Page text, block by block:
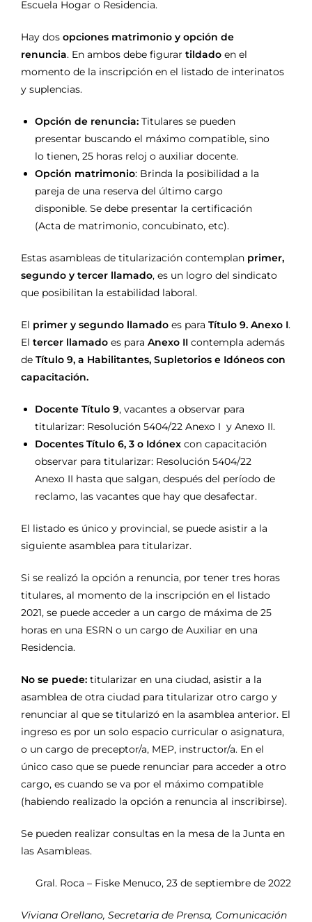
Escuela Hogar o Residencia.
Hay dos opciones matrimonio y opción de
renuncia. En ambos debe figurar tildado en el
momento de la inscripción en el listado de interinatos
y suplencias.
Opción de renuncia: Titulares se pueden
presentar buscando el máximo compatible, sino
lo tienen, 25 horas reloj o auxiliar docente.
Opción matrimonio: Brinda la posibilidad a la
pareja de una reserva del último cargo
disponible. Se debe presentar la certificación
(Acta de matrimonio, concubinato, etc).
Estas asambleas de titularización contemplan primer,
segundo y tercer llamado, es un logro del sindicato
que posibilitan la estabilidad laboral.
El primer y segundo llamado es para Título 9. Anexo I.
El tercer llamado es para Anexo II contempla además
de Título 9, a Habilitantes, Supletorios e Idóneos con
capacitación.
Docente Título 9, vacantes a observar para
titularizar: Resolución 5404/22 Anexo I y Anexo II.
Docentes Título 6, 3 o Idónex con capacitación
observar para titularizar: Resolución 5404/22
Anexo II hasta que salgan, después del período de
reclamo, las vacantes que hay que desafectar.
El listado es único y provincial, se puede asistir a la
siguiente asamblea para titularizar.
Si se realizó la opción a renuncia, por tener tres horas
titulares, al momento de la inscripción en el listado
2021, se puede acceder a un cargo de máxima de 25
horas en una ESRN o un cargo de Auxiliar en una
Residencia.
No se puede: titularizar en una ciudad, asistir a la
asamblea de otra ciudad para titularizar otro cargo y
renunciar al que se titularizó en la asamblea anterior. El
ingreso es por un solo espacio curricular o asignatura,
o un cargo de preceptor/a, MEP, instructor/a. En el
único caso que se puede renunciar para acceder a otro
cargo, es cuando se va por el máximo compatible
(habiendo realizado la opción a renuncia al inscribirse).
Se pueden realizar consultas en la mesa de la Junta en
las Asambleas.
Gral. Roca – Fiske Menuco, 23 de septiembre de 2022
Viviana Orellano, Secretaria de Prensa, Comunicación